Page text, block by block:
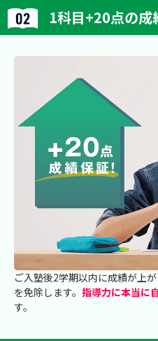
1科目+20点の成
ご入塾後2学期以内に成績が上
を免除します。 指導力に本当に
す。